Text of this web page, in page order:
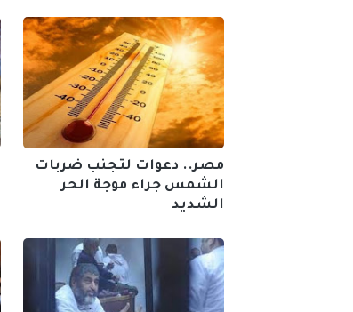
مصر.. دعوات لتجنب ضربات
الشمس جراء موجة الحر
الشديد